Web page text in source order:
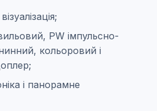
PW імпульсно-
кольоровий і
і панорамне